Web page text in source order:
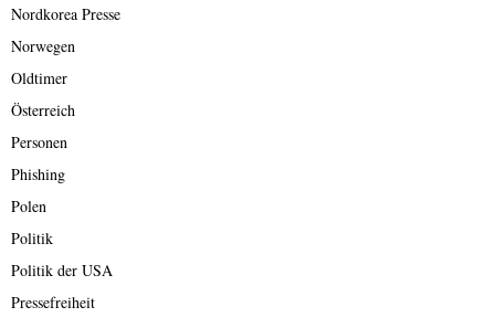
Nordkorea Presse
Norwegen
Oldtimer
Österreich
Personen
Phishing
Polen
Politik
Politik der USA
Pressefreiheit